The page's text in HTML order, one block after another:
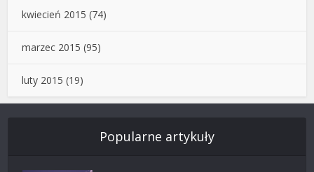
kwiecień 2015 (74)
marzec 2015 (95)
luty 2015 (19)
Popularne artykuły